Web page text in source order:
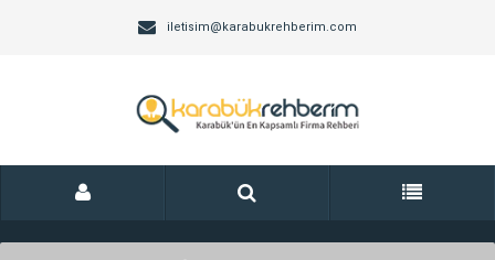
iletisim@karabukrehberim.com